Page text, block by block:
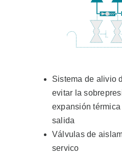
Sistema de alivio
evitar la
expansión
salida
Válvulas de
servico